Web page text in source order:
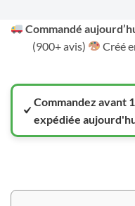
Commandé
(900+ avis)
Créé
Commandez avant
expédiée